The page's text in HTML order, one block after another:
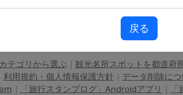
戻る
テゴリから選ぶ | 観光名所スポットを都道府
利用規約・個人情報保護方針 | データ削除に
| 「旅行スタンプログ」Androidアプリ |